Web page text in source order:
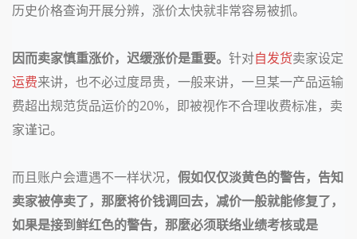
历史价格查询开展分辨，涨价太快就非常容易被抓。
因而卖家慎重涨价，迟缓涨价是重要。 针对自发货卖家设定
运费来讲，也不必过度昂贵，一般来讲，一旦某一产品运输
费超出规范货品运价的20%，即被视作不合理收费标准，卖
家谨记。
而且账户会遭遇不一样状况， 假如仅仅淡黄色的警告，告知
卖家被停卖了，那麼将价钱调回去，减价一般就能修复了，
如果是接到鲜红色的警告，那麼必须联络业绩考核或是